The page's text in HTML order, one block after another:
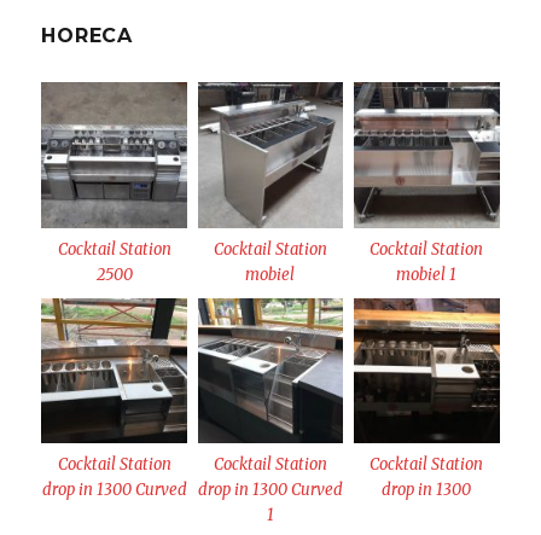
HORECA
Cocktail Station
2500
Cocktail Station
mobiel
Cocktail Station
mobiel 1
Cocktail Station
drop in 1300 Curved
Cocktail Station
drop in 1300 Curved
1
Cocktail Station
drop in 1300